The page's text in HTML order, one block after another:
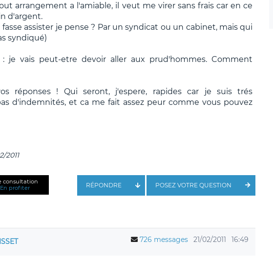
arrangement a l'amiable, il veut me virer sans frais car en ce
d'argent.
assister je pense ? Par un syndicat ou un cabinet, mais qui
syndiqué)
je vais peut-etre devoir aller aux prud'hommes. Comment
réponses ! Qui seront, j'espere, rapides car je suis trés
d'indemnités, et ca me fait assez peur comme vous pouvez
2011
consultation
En profiter POSEZ VOTRE QUESTION
RÉPONDRE
726 messages 21/02/2011 16:49